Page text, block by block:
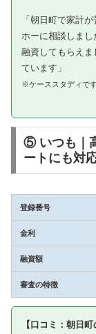
「朝日町で家計
ホーに相談しま
融資してもらえ
ています」
※ケーススタディで
⑤ いつも｜
ートにも対
登録番号
金利
融資額
審査の特徴
【口コミ：朝日